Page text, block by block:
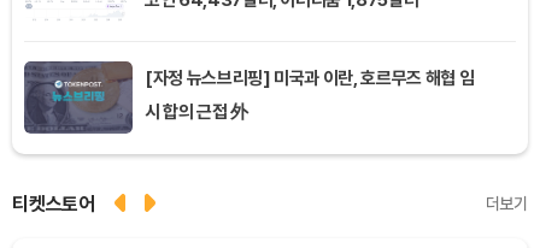
[자정 뉴스브리핑] 미국과 이란, 호르무즈 해협 임
시 합의 근접 外
티켓스토어 더보기